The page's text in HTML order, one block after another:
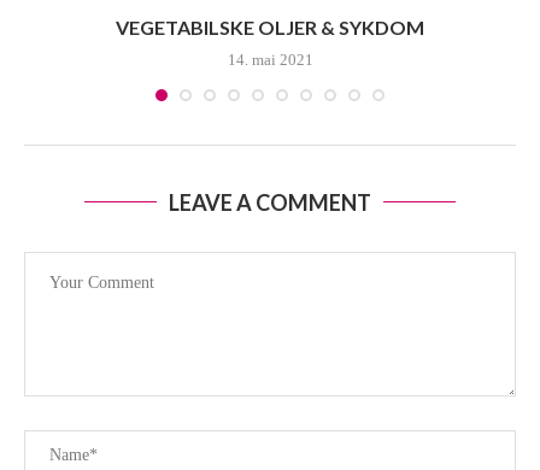
VEGETABILSKE OLJER & SYKDOM
14. mai 2021
LEAVE A COMMENT